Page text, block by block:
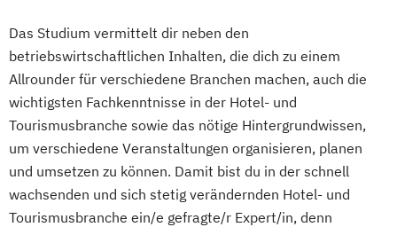
Das Studium vermittelt dir neben den
betriebswirtschaftlichen Inhalten, die dich zu einem
Allrounder für verschiedene Branchen machen, auch die
wichtigsten Fachkenntnisse in der Hotel- und
Tourismusbranche sowie das nötige Hintergrundwissen,
um verschiedene Veranstaltungen organisieren, planen
und umsetzen zu können. Damit bist du in der schnell
wachsenden und sich stetig verändernden Hotel- und
Tourismusbranche ein/e gefragte/r Expert/in, denn